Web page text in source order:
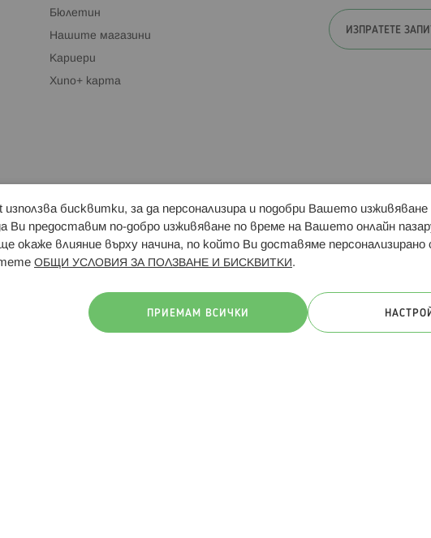
Бюлетин
Нашите магазини
Кариери
Хипо+ карта
ИЗПРАТЕТЕ
Магазини Свързани сайтове: Hippoland.ro
използва бисквитки, за да персонализира и подобри Вашето
Ви предоставим по-добро изживяване по време на Вашето онлайн
окаже влияние върху начина, по който Ви доставяме
ОБЩИ УСЛОВИЯ ЗА ПОЛЗВАНЕ И БИСКВИТКИ .
ПРИЕМАМ ВСИЧКИ